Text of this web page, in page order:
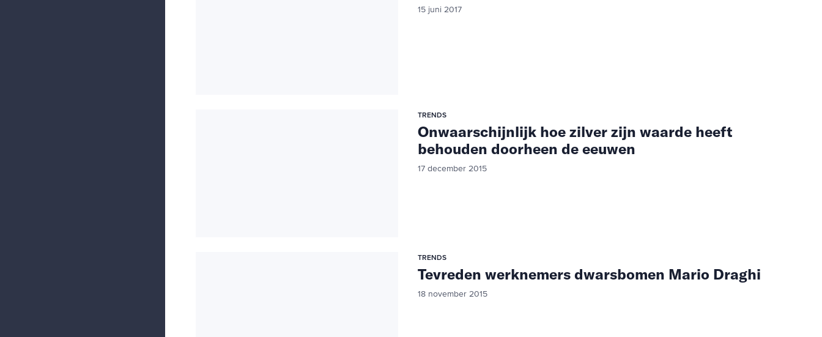
15 juni 2017
TRENDS
Onwaarschijnlijk hoe zilver zijn waarde heeft
behouden doorheen de eeuwen
17 december 2015
TRENDS
Tevreden werknemers dwarsbomen Mario Draghi
18 november 2015